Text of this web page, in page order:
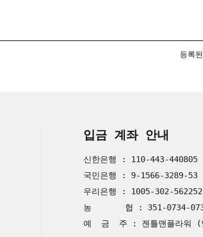
등록
입금 계좌 안내
신한은행 : 110-443-440805
국민은행 : 9-1566-3289-53
우리은행 : 1005-302-562252
농 협 : 351-0734-
예 금 주 : 젠틀맨플라워 (